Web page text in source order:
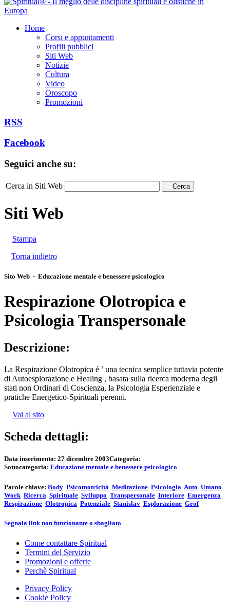
Home
Corsi e appuntamenti
Profili pubblici
Siti Web
Notizie
Cultura
Video
Oroscopo
Promozioni
RSS
Facebook
Seguici anche su:
Cerca in Siti Web Cerca
Siti Web
Stampa
Torna indietro
Sito Web - Educazione mentale e benessere psicologico
Respirazione Olotropica e
Psicologia Transpersonale
Descrizione:
La Respirazione Olotropica é ’ una tecnica semplice tuttavia potente
di Autoesplorazione e Healing , basata sulla ricerca moderna degli
stati non Ordinari di Coscienza, la Psicologia Esperienziale e
pratiche Energetico-Spirituali perenni.
Vai al sito
Scheda dettagli:
Data inserimento: 27 dicembre 2003Categoria:
Sottocategoria: Educazione mentale e benessere psicologico
Parole chiave: Body Psicomotricità Meditazione Psicologia Auto Umano
Work Ricerca Spirituale Sviluppo Transpersonale Interiore Emergenza
Respirazione Olotropica Potenziale Stanislav Esplorazione Grof
Segnala link non funzionante o sbagliato
Come contattare Spiritual
Termini del Servizio
Promozioni e offerte
Perchè Spiritual
Privacy Policy
Cookie Policy